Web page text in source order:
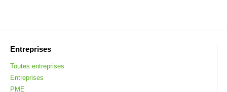
Entreprises
Toutes entreprises
Entreprises
PME